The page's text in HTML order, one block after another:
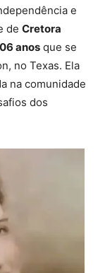
e
de Cretora
anos que se
no Texas. Ela
na comunidade
dos